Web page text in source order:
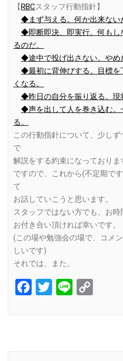
【RBCスタッフ行動指針】
◆まず与える。何か出来ない
◆即断即決、即実行。何もし
るのだ。
◆途中で投げ出さない。やめ
◆最初に背伸びする。目標を
くなる。
◆昨日の自分を振り返る。現
◆声を出して人を巻き込む。
る。
この行動指針について、少し
で
解説をする約束になっておりま
ですので、これから(不定期で
て
お話していこうと思います。
スタッフではない方でも、お時
お付き合い頂ければ幸いです。
(この場や勉強会の場で、コメ
しいです)
それでは、また。
Facebook
Twitter
Line